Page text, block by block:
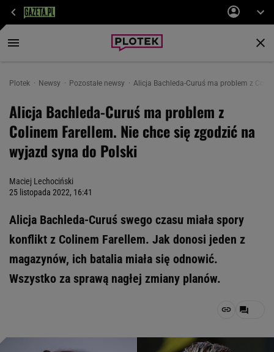
Plotek Newsy Pozostałe newsy Alicja Bachleda-Curuś ma problem z
Alicja Bachleda-Curuś ma problem z
Colinem Farellem. Nie chce się zgodzić na
wyjazd syna do Polski
Maciej Lechociński
25 listopada 2022, 16:41
Alicja Bachleda-Curuś swego czasu miała spory
konflikt z Colinem Farellem. Jak donosi jeden z
magazynów, ich batalia miała się odnowić.
Wszystko za sprawą nagłej zmiany planów.